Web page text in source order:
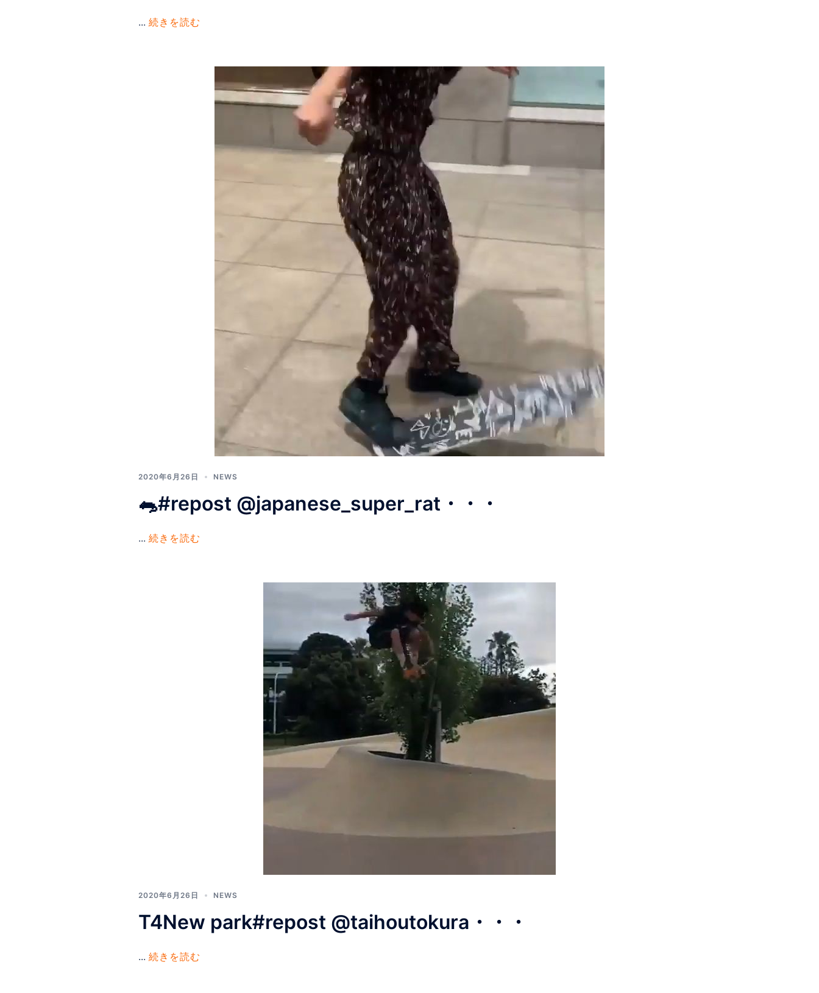
... 続きを読む
2020年6月26日 NEWS
🐀#repost @japanese_super_rat・・・
... 続きを読む
2020年6月26日 NEWS
T4New park#repost @taihoutokura・・・
... 続きを読む